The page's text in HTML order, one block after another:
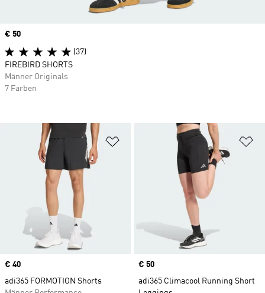
Zur Wunschliste hinzufügen
Price
€ 40
adi365 FORMOTION Shorts
Price
€ 50
adi365 Climacool Running Short
Price
€ 50
(37)
FIREBIRD SHORTS
Männer Originals
7 Farben